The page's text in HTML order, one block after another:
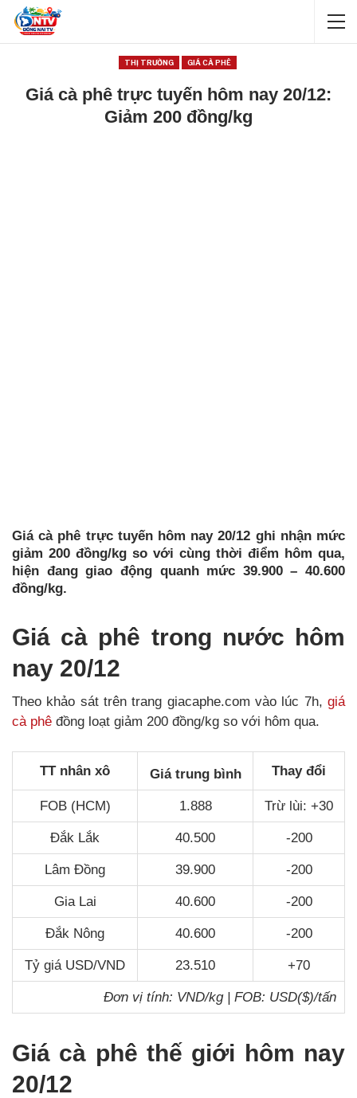
THỊ TRƯỜNG GIÁ CÀ PHÊ
Giá cà phê trực tuyến hôm nay 20/12:
Giảm 200 đồng/kg
Giá cà phê trực tuyến hôm nay 20/12 ghi nhận mức
giảm 200 đồng/kg so với cùng thời điểm hôm qua,
hiện đang giao động quanh mức 39.900 – 40.600
đồng/kg.
Giá cà phê trong nước hôm
nay 20/12
Theo khảo sát trên trang giacaphe.com vào lúc 7h, giá
cà phê đồng loạt giảm 200 đồng/kg so với hôm qua.
TT nhân xô Giá trung bình Thay đổi
FOB (HCM) 1.888 Trừ lùi: +30
Đắk Lắk 40.500 -200
Lâm Đồng 39.900 -200
Gia Lai 40.600 -200
Đắk Nông 40.600 -200
Tỷ giá USD/VND 23.510 +70
Đơn vị tính: VND/kg | FOB: USD($)/tấn
Giá cà phê thế giới hôm nay
20/12